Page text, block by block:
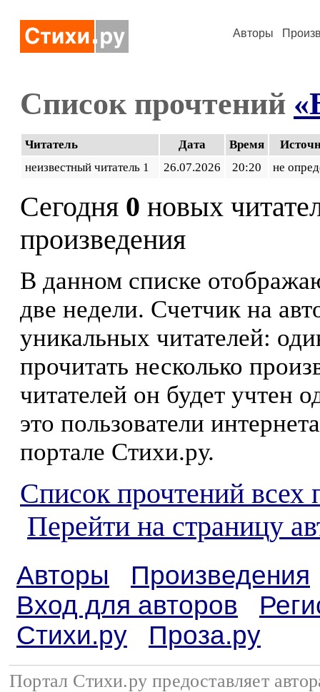
Авторы
Список прочтений
Читатель Дата Время
неизвестный читатель 1
26.07.2026 20:20 не
Сегодня 0 новых
произведения
В данном списке
две недели. Счетчик на
уникальных читателей:
прочитать несколько
читателей он будет учтен
это пользователи
портале Стихи.ру.
Список прочтений всех
Перейти на страницу
Авторы
Произведения
Вход для авторов
Стихи.ру
Проза.ру
Портал Стихи.ру предоставляет